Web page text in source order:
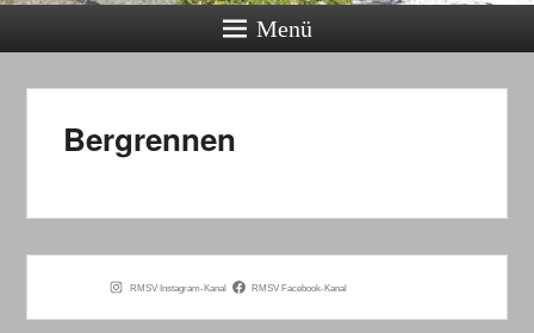
Menü
Bergrennen
RMSV Instagram-Kanal RMSV Facebook-Kanal